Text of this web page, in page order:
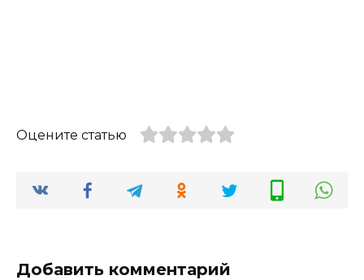
Оцените статью
Добавить комментарий